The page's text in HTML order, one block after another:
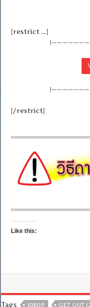
[restrict …]
[/restrict]
Like this:
Tags 1080P GET OUT